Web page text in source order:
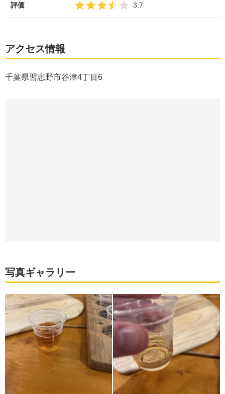
評価 3.7
アクセス情報
千葉県習志野市谷津4丁目6
写真ギャラリー